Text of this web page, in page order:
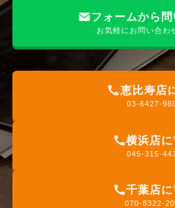
フォームから
お気軽にお問い合わ
恵比寿店
03-6427-
横浜店
045-315-
千葉店
070-8322-